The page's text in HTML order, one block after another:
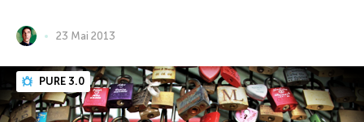
23 Mai 2013
PURE 3.0